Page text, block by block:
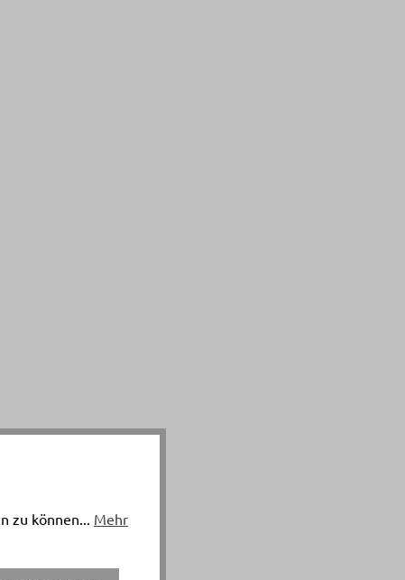
zu können... Mehr